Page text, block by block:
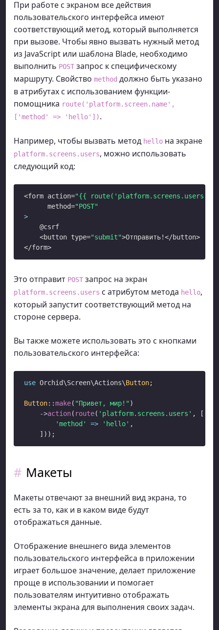
При работе с экраном все действия
пользовательского интерфейса имеют
соответствующий метод, который выполняется
при вызове. Чтобы явно вызвать нужный метод
из JavaScript или шаблона Blade, необходимо
выполнить POST запрос к специфическому
маршруту. Свойство method должно быть указано
в атрибутах с использованием функции-
помощника route('platform.screen.name',
['method' => 'hello']).
Например, чтобы вызвать метод hello на экране
platform.screens.users, можно использовать
следующий код:
<form action="{{
      method=
"POST"
>
    @csrf
    <button type=
"submit">Отправить!</button>
Это отправит POST запрос на экран
platform.screens.users с атрибутом метода hello,
который запустит соответствующий метод на
стороне сервера.
Вы также можете использовать это с кнопками
пользовательского интерфейса:
use Orchid\Screen\Actions\Button;
Button::make( "Привет, мир!")
->action( route( 'platform.screens.users' , [
'method'
=> 'hello' ,
Макеты
Макеты отвечают за внешний вид экрана, то
есть за то, как и в каком виде будут
отображаться данные.
Отображение внешнего вида элементов
пользовательского интерфейса в приложении
играет большое значение, делает приложение
проще в использовании и помогает
пользователям интуитивно отображать
элементы экрана для выполнения своих задач.